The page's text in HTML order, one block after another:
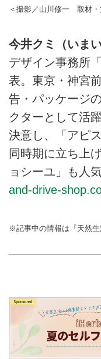
＜撮影／山川修一 取材・
今井クミ（いまい
デザイン事務所
表。東京・神宮
告・パッケージ
クターとして活
決意し、「アピ
同時期に立ち上
ョシーユ」も人
and-drive-
※記事中の情報は『天然